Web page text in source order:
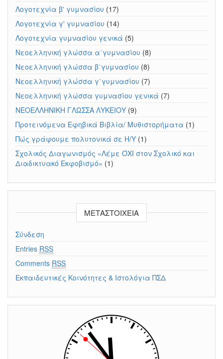
Λογοτεχνία β' γυμνασίου (17)
Λογοτεχνία γ' γυμνασίου (14)
Λογοτεχνία γυμνασίου γενικά (5)
Νεοελληνική γλώσσα α΄γυμνασίου (8)
Νεοελληνική γλώσσα β΄γυμνασίου (8)
Νεοελληνική γλώσσα γ΄γυμνασίου (7)
Νεοελληνική γλώσσα γυμνασίου γενικά (7)
ΝΕΟΕΛΛΗΝΙΚΗ ΓΛΩΣΣΑ ΛΥΚΕΙΟΥ (9)
Προτεινόμενα Εφηβικά Βιβλία/ Μυθιστορήματα (1)
Πώς γράφουμε πολυτονικά σε Η/Υ (1)
Σχολικός Διαγωνισμός «Λέμε ΌΧΙ στον Σχολικό και
Διαδικτυακό Εκφοβισμό» (1)
ΜΕΤΑΣΤΟΙΧΕΊΑ
Σύνδεση
Entries RSS
Comments RSS
Εκπαιδευτικές Κοινότητες & Ιστολόγια ΠΣΔ